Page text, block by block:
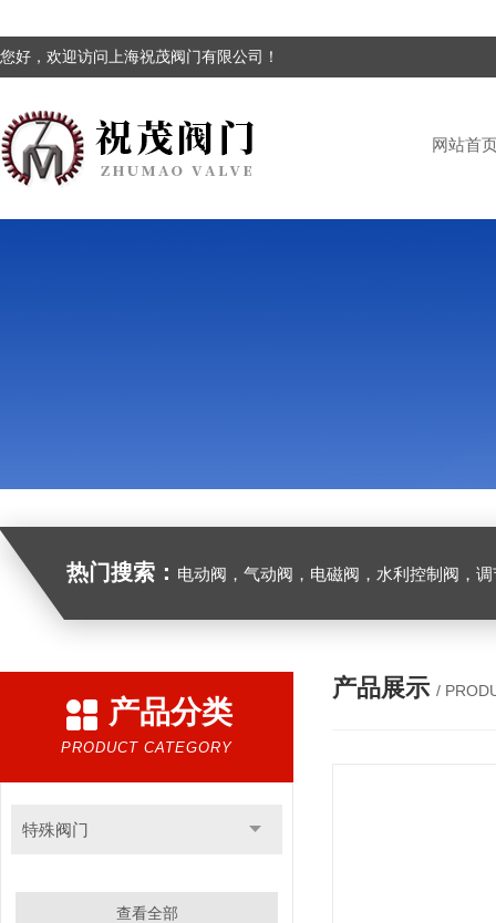
您好，欢迎访问上海祝茂阀门有限公司！
网站首
热门搜索： 电动阀，气动阀，电磁阀，水利控制阀，调节
产品分类
PRODUCT CATEGORY
特殊阀门
查看全部
产品展示 /